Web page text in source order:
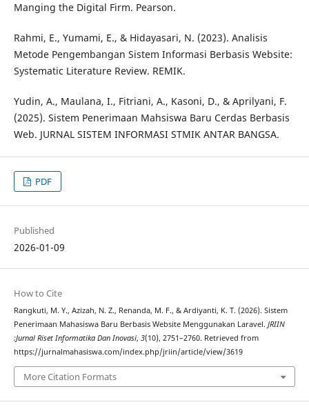
Manging the Digital Firm. Pearson.
Rahmi, E., Yumami, E., & Hidayasari, N. (2023). Analisis
Metode Pengembangan Sistem Informasi Berbasis Website:
Systematic Literature Review. REMIK.
Yudin, A., Maulana, I., Fitriani, A., Kasoni, D., & Aprilyani, F.
(2025). Sistem Penerimaan Mahsiswa Baru Cerdas Berbasis
Web. JURNAL SISTEM INFORMASI STMIK ANTAR BANGSA.
PDF
Published
2026-01-09
How to Cite
Rangkuti, M. Y., Azizah, N. Z., Renanda, M. F., & Ardiyanti, K. T. (2026). Sistem
Penerimaan Mahasiswa Baru Berbasis Website Menggunakan Laravel. JRIIN
:Jurnal Riset Informatika Dan Inovasi, 3(10), 2751–2760. Retrieved from
https://jurnalmahasiswa.com/index.php/jriin/article/view/3619
More Citation Formats